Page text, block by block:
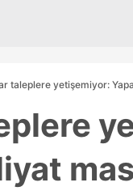
taleplere yetişemiyor: